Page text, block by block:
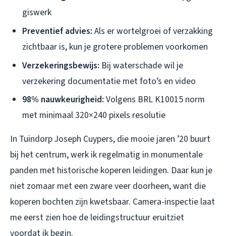
giswerk
Preventief advies: Als er wortelgroei of verzakking
zichtbaar is, kun je grotere problemen voorkomen
Verzekeringsbewijs: Bij waterschade wil je
verzekering documentatie met foto’s en video
98% nauwkeurigheid: Volgens BRL K10015 norm
met minimaal 320×240 pixels resolutie
In Tuindorp Joseph Cuypers, die mooie jaren ’20 buurt
bij het centrum, werk ik regelmatig in monumentale
panden met historische koperen leidingen. Daar kun je
niet zomaar met een zware veer doorheen, want die
koperen bochten zijn kwetsbaar. Camera-inspectie laat
me eerst zien hoe de leidingstructuur eruitziet
voordat ik begin.